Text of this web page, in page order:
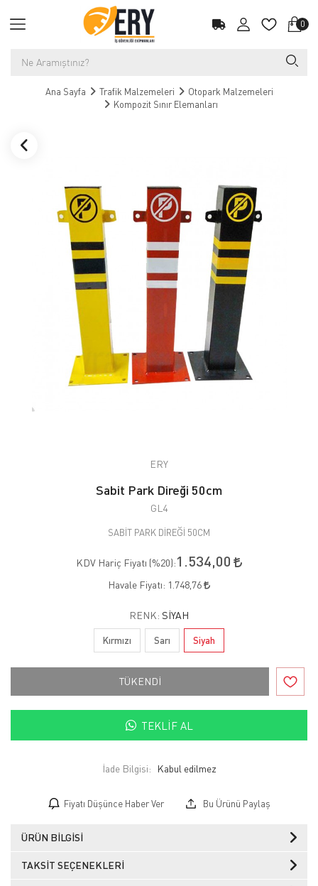
0
Ana Sayfa Trafik Malzemeleri
Otopark Malzemeleri
Kompozit Sınır Elemanları
ERY
Sabit Park Direği 50cm
GL4
SABİT PARK DİREĞİ 50CM
KDV Hariç Fiyatı (%20):1.534,00
Havale Fiyatı: 1.748,76
RENK: SIYAH
Kırmızı Sarı Siyah
TÜKENDİ
TEKLIF AL
İade Bilgisi:
Fiyatı Düşünce Haber Ver Bu Ürünü Paylaş
ÜRÜN BILGISI
TAKSIT SEÇENEKLERI